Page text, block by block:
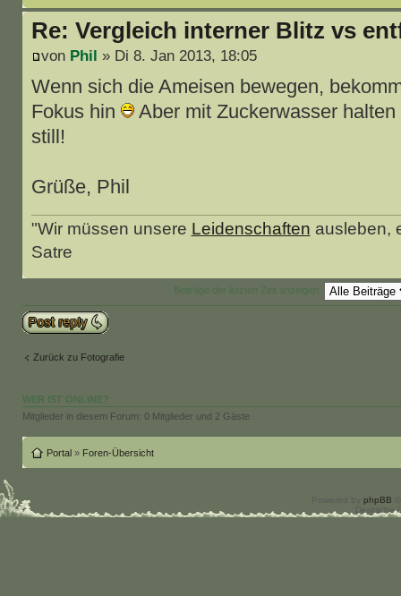
Re: Vergleich interner Blitz vs
von Phil » Di 8. Jan 2013, 18:05
Wenn sich die Ameisen bewegen,
Fokus hin
Aber mit Zuckerwasser
still!
Grüße, Phil
"Wir müssen unsere Leidenschaften ausleben,
Satre
Beiträge der letzten Zeit anzeigen:
Antwort schreiben
Zurück zu Fotografie
WER IST ONLINE?
Mitglieder in diesem Forum: 0 Mitglieder und 2 Gäste
Portal» Foren-Übersicht
Powered by phpBB
Deutsche